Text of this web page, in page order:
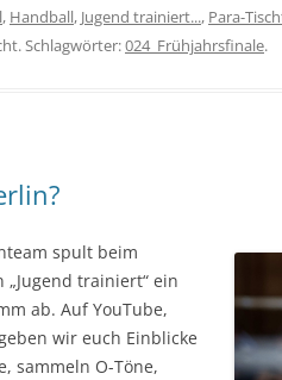
, Handball, Jugend trainiert..., Para-
Schlagwörter:024_Frühjahrsfinale.
spult beim
trainiert“ ein
ab. Auf YouTube,
wir euch Einblicke
sammeln O-Töne,